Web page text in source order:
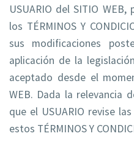
USUARIO del SITIO
los TÉRMINOS Y
sus modificaciones
aplicación de la
aceptado desde el
WEB. Dada la relevancia
que el USUARIO revise
estos TÉRMINOS Y